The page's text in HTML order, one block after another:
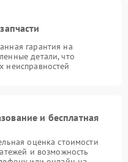
гарантия на
детали, что
неисправностей
и бесплатная
оценка стоимости
и возможность